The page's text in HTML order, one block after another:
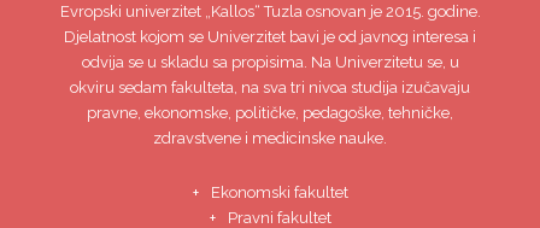
Evropski univerzitet„Kallos“ Tuzla osnovan je 2015. godine.
Djelatnost kojom se Univerzitet bavi je od javnog interesa i
odvija se u skladu sa propisima. Na Univerzitetu se, u
okviru sedam fakulteta, na sva tri nivoa studija izučavaju
pravne, ekonomske, političke, pedagoške, tehničke,
zdravstvene i medicinske nauke.
Ekonomski fakultet
Pravni fakultet